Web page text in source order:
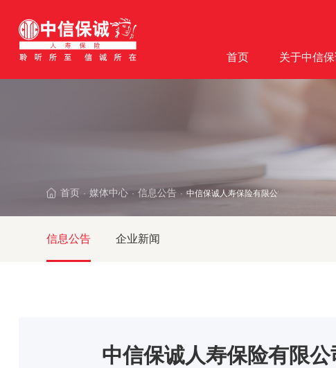
首页 关于中信
首页 · 媒体中心 · 信息公告 · 中信保诚人寿保险有限公司北京分公司
信息公告 企业新闻
中信保诚人寿保险有限